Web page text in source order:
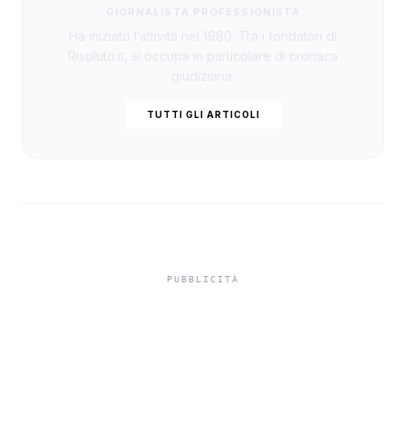
TUTTI GLI ARTICOLI